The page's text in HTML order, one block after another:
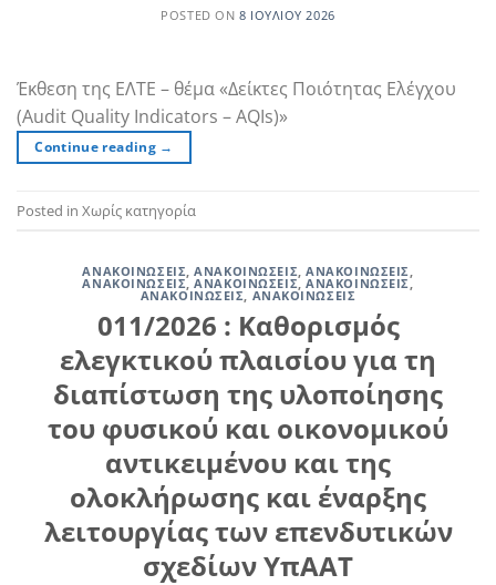
POSTED ON 8 ΙΟΥΛΊΟΥ 2026
Έκθεση της ΕΛΤΕ – θέμα «Δείκτες Ποιότητας Ελέγχου
(Audit Quality Indicators – AQIs)»
Continue reading →
Posted in Χωρίς κατηγορία
ΑΝΑΚΟΙΝΏΣΕΙΣ,ΑΝΑΚΟΙΝΏΣΕΙΣ,ΑΝΑΚΟΙΝΏΣΕΙΣ,
ΑΝΑΚΟΙΝΏΣΕΙΣ,ΑΝΑΚΟΙΝΏΣΕΙΣ,ΑΝΑΚΟΙΝΏΣΕΙΣ,
ΑΝΑΚΟΙΝΏΣΕΙΣ, ΑΝΑΚΟΙΝΏΣΕΙΣ
011/2026 : Καθορισμός
ελεγκτικού πλαισίου για τη
διαπίστωση της υλοποίησης
του φυσικού και οικονομικού
αντικειμένου και της
ολοκλήρωσης και έναρξης
λειτουργίας των επενδυτικών
σχεδίων ΥπΑΑΤ